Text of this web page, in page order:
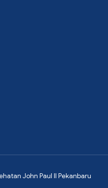
John Paul II Pekanbaru